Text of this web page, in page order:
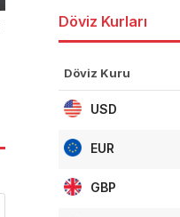
Döviz Kurları
Döviz Kuru
USD
EUR
GBP